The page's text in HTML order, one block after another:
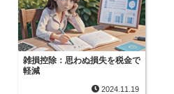
雑損控除：思わぬ損失を税金で
軽減
2024.11.19